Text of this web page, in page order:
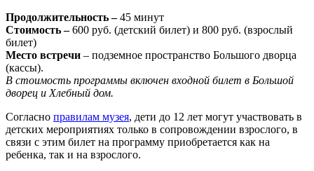
Продолжительность –45 минут
Стоимость –600 руб. (детский билет) и 800 руб. (взрослый
билет)
Место встречи – подземное пространство Большого дворца
(кассы).
В стоимость программы включен входной билет в Большой
дворец и Хлебный дом.
Согласно правилам музея, дети до 12 лет могут участвовать в
детских мероприятиях только в сопровождении взрослого, в
связи с этим билет на программу приобретается как на
ребенка, так и на взрослого.